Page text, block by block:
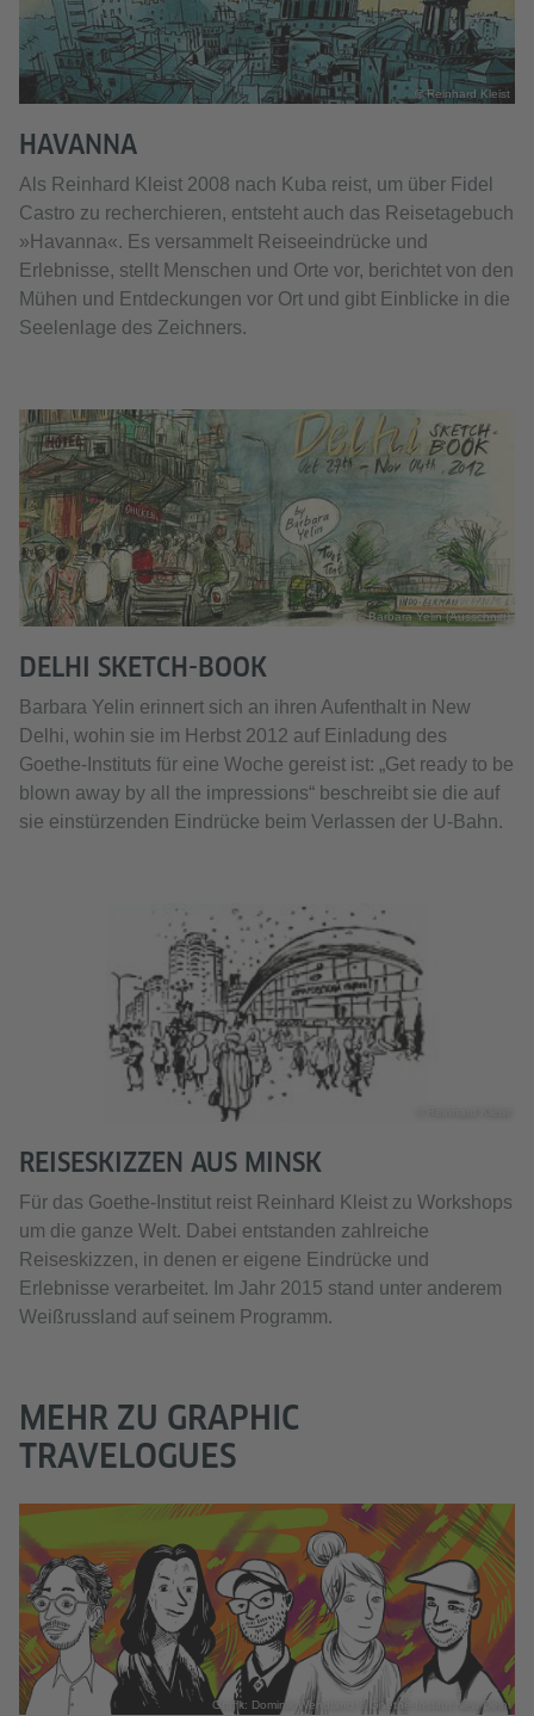
© Reinhard Kleist
HAVANNA
Als Reinhard Kleist 2008 nach Kuba reist, um über Fidel
Castro zu recherchieren, entsteht auch das Reisetagebuch
»Havanna«. Es versammelt Reiseeindrücke und
Erlebnisse, stellt Menschen und Orte vor, berichtet von den
Mühen und Entdeckungen vor Ort und gibt Einblicke in die
Seelenlage des Zeichners.
© Barbara Yelin (Ausschnitt)
DELHI SKETCH-BOOK
Barbara Yelin erinnert sich an ihren Aufenthalt in New
Delhi, wohin sie im Herbst 2012 auf Einladung des
Goethe-Instituts für eine Woche gereist ist: „Get ready to be
blown away by all the impressions“ beschreibt sie die auf
sie einstürzenden Eindrücke beim Verlassen der U-Bahn.
REISESKIZZEN AUS MINSK
Für das Goethe-Institut reist Reinhard Kleist zu Workshops
um die ganze Welt. Dabei entstanden zahlreiche
Reiseskizzen, in denen er eigene Eindrücke und
Erlebnisse verarbeitet. Im Jahr 2015 stand unter anderem
Weißrussland auf seinem Programm.
MEHR ZU GRAPHIC
TRAVELOGUES
Grafik: Dominik Wendland © Goethe-Institut New Delhi